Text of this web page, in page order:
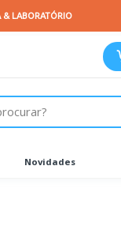
Novidades